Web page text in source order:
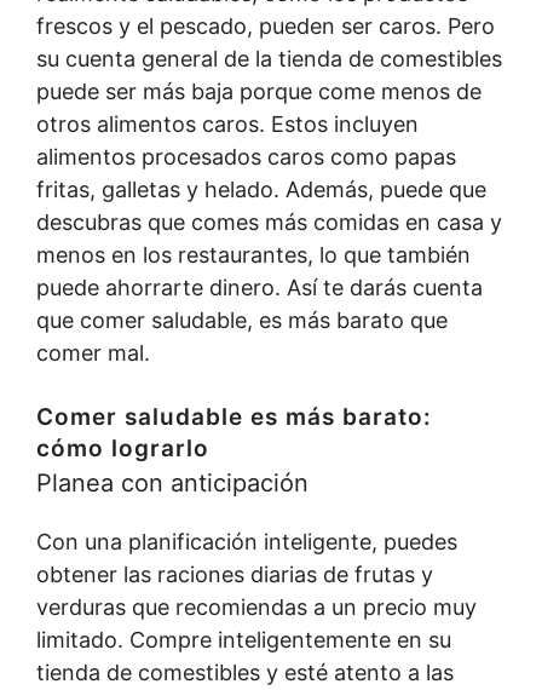
frescos y el pescado, pueden ser caros. Pero
su cuenta general de la tienda de comestibles
puede ser más baja porque come menos de
otros alimentos caros. Estos incluyen
alimentos procesados caros como papas
fritas, galletas y helado. Además, puede que
descubras que comes más comidas en casa y
menos en los restaurantes, lo que también
puede ahorrarte dinero. Así te darás cuenta
que comer saludable, es más barato que
comer mal.
Comer saludable es más barato:
cómo lograrlo
Planea con anticipación
Con una planificación inteligente, puedes
obtener las raciones diarias de frutas y
verduras que recomiendas a un precio muy
limitado. Compre inteligentemente en su
tienda de comestibles y esté atento a las